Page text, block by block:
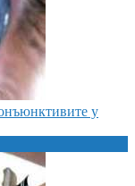
у